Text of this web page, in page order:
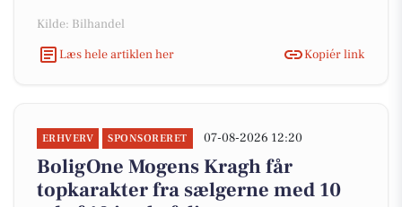
Kilde: Bilhandel
Læs hele artiklen her
Kopiér link
ERHVERV SPONSORERET 07-08-2026 12:20
BoligOne Mogens Kragh får
topkarakter fra sælgerne med 10